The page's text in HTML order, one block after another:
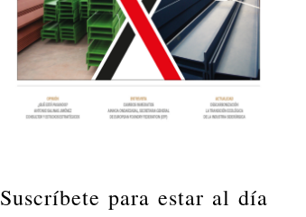
Suscríbete para estar al día